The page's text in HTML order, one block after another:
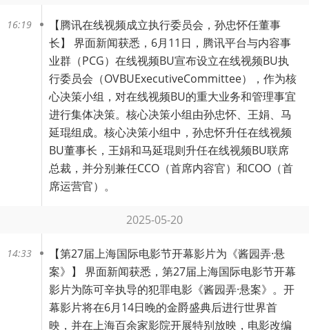
16:19 【腾讯在线视频成立执行委员会，孙忠怀任董事
长】 界面新闻获悉，6月11日，腾讯平台与内容事
业群（PCG）在线视频BU宣布设立在线视频BU执
行委员会（OVBUExecutiveCommittee），作为核
心决策小组，对在线视频BU的重大业务和管理事宜
进行集体决策。核心决策小组由孙忠怀、王娟、马
延琨组成。核心决策小组中，孙忠怀升任在线视频
BU董事长，王娟和马延琨则升任在线视频BU联席
总裁，并分别兼任CCO（首席内容官）和COO（首
席运营官）。
2025-05-20
14:33 【第27届上海国际电影节开幕影片为《酱园弄·悬
案》 】 界面新闻获悉，第27届上海国际电影节开幕
影片为陈可辛执导的犯罪电影《酱园弄·悬案》。开
幕影片将在6月14日晚的金爵盛典后进行世界首
映，并在上海百余家影院开展特别放映，电影改编